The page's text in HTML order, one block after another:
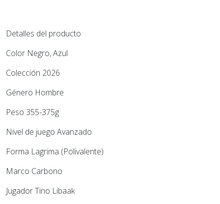
Detalles del producto
Color Negro, Azul
Colección 2026
Género Hombre
Peso 355-375g
Nivel de juego Avanzado
Forma Lagrima (Polivalente)
Marco Carbono
Jugador Tino Libaak